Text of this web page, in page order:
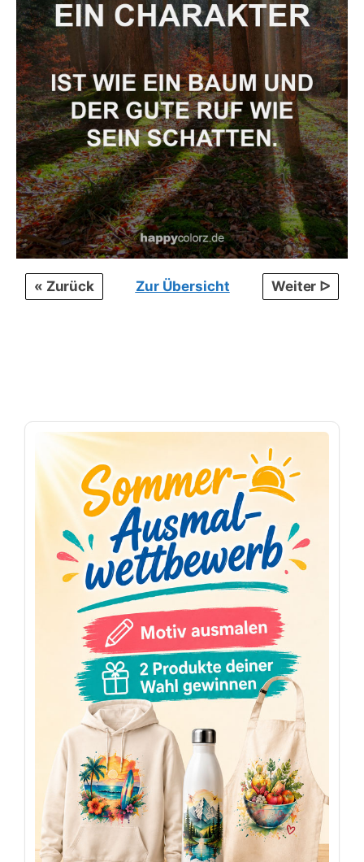
« Zurück Zur Übersicht Weiter ᐅ